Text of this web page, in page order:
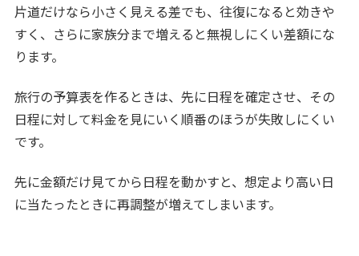
片道だけなら小さく見える差でも、往復になると効きや
すく、さらに家族分まで増えると無視しにくい差額にな
ります。
旅行の予算表を作るときは、先に日程を確定させ、その
日程に対して料金を見にいく順番のほうが失敗しにくい
です。
先に金額だけ見てから日程を動かすと、想定より高い日
に当たったときに再調整が増えてしまいます。